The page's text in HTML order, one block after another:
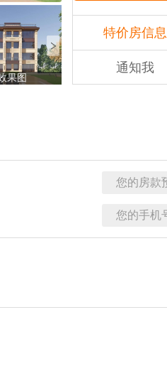
果图
特价房信息
通知我